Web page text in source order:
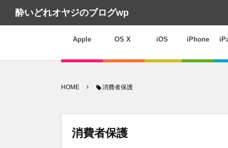
酔いどれオヤジのブログwp
Apple OS X iOS iPhone
HOME 消費者保護
消費者保護